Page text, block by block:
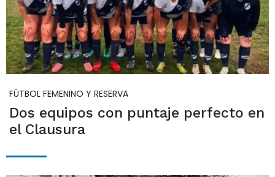
FÚTBOL FEMENINO Y RESERVA
Dos equipos con puntaje perfecto en
el Clausura